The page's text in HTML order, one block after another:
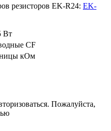
резисторов EK-R24: EK-
Вт
CF
кОм
Пожалуйста,